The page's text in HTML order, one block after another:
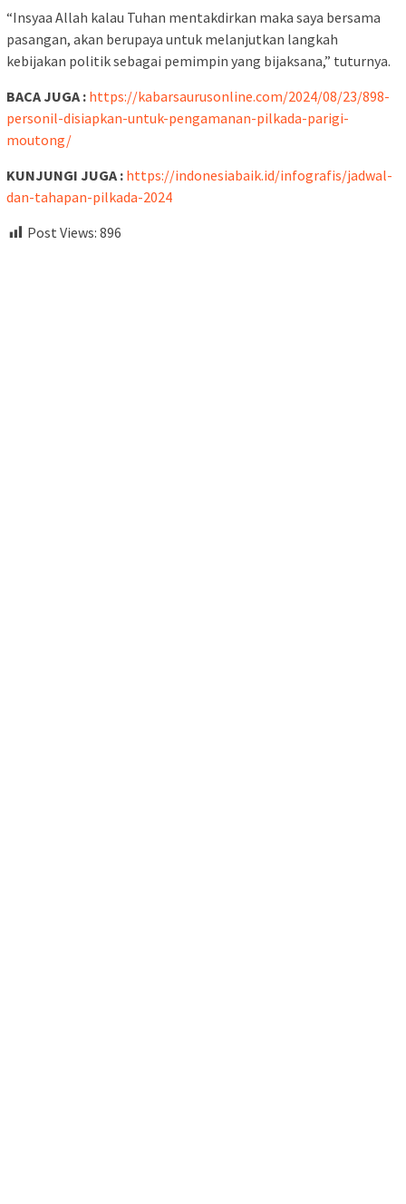
“Insyaa Allah kalau Tuhan mentakdirkan maka saya bersama
pasangan, akan berupaya untuk melanjutkan langkah
kebijakan politik sebagai pemimpin yang bijaksana,” tuturnya.
BACA JUGA : https://kabarsaurusonline.com/2024/08/23/898-
personil-disiapkan-untuk-pengamanan-pilkada-parigi-
moutong/
KUNJUNGI JUGA : https://indonesiabaik.id/infografis/jadwal-
dan-tahapan-pilkada-2024
Post Views: 896